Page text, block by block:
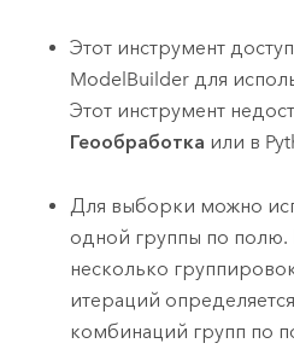
Этот инструмент
ModelBuilder для
Этот инструмент
Геообработка или в
Для выборки можно
одной группы по полю.
несколько
итераций
комбинаций групп по